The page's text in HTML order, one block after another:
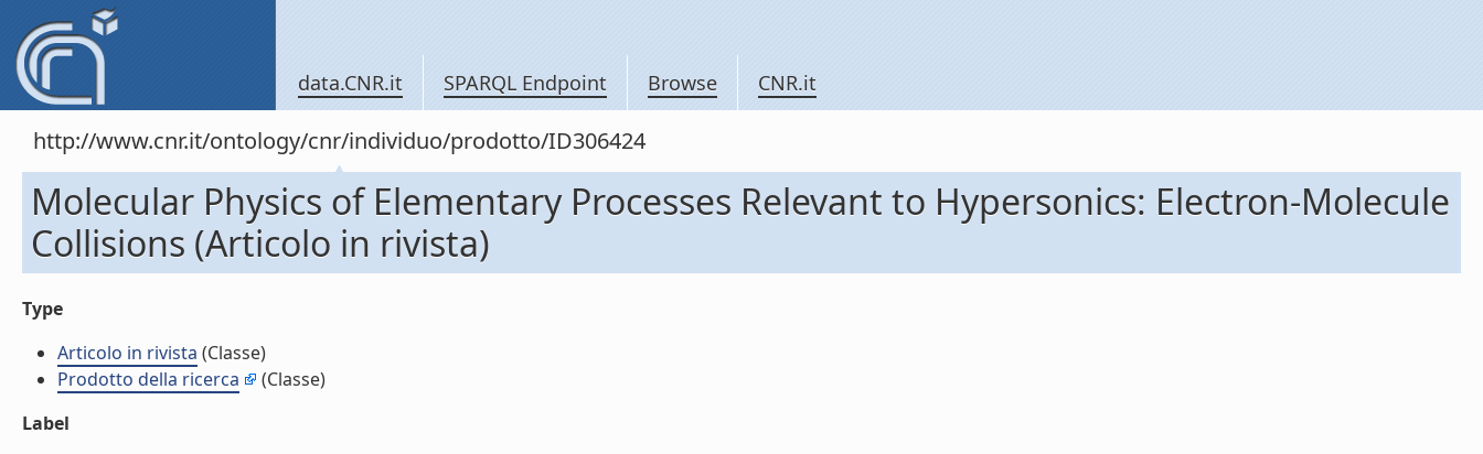
data.CNR.it SPARQL Endpoint Browse CNR.it
http://www.cnr.it/ontology/cnr/individuo/prodotto/ID306424
Molecular Physics of Elementary Processes Relevant to Hypersonics: Electron-Molecule
Collisions (Articolo in rivista)
Type
Articolo in rivista (Classe)
Prodotto della ricerca
(Classe)
Label